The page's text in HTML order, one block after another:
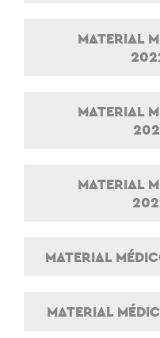
MATERIAL
MATERIAL
MATERIAL
MATERIAL
MATERIAL